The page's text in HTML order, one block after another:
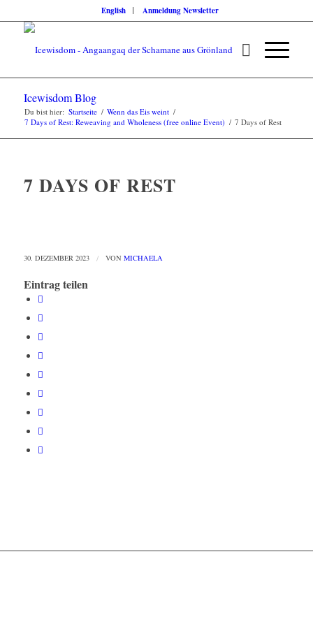
English Anmeldung Newsletter
Icewisdom Blog
Du bist hier: Startseite / Wenn das Eis weint /
7 Days of Rest: Reweaving and Wholeness (free online Event) / 7 Days of Rest
7 DAYS OF REST
30. DEZEMBER 2023 / VON MICHAELA
Eintrag teilen